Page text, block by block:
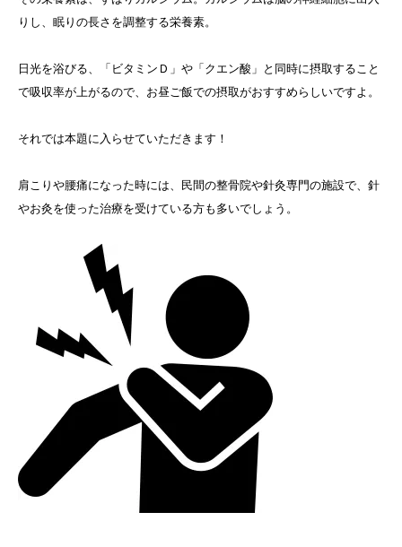
りし、眠りの長さを調整する栄養素。
日光を浴びる、「ビタミンＤ」や「クエン酸」と同時に摂取すること
で吸収率が上がるので、お昼ご飯での摂取がおすすめらしいですよ。
それでは本題に入らせていただきます！
肩こりや腰痛になった時には、民間の整骨院や針灸専門の施設で、針
やお灸を使った治療を受けている方も多いでしょう。